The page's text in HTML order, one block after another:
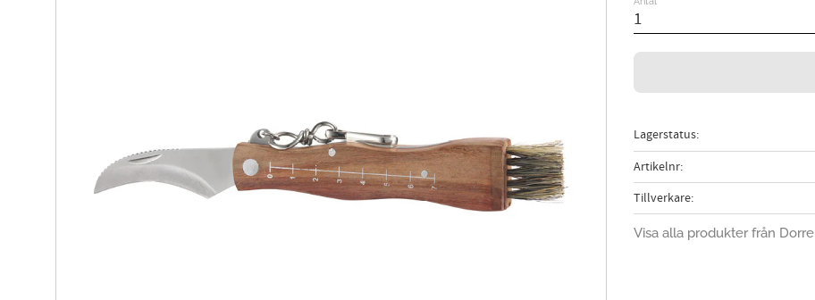
Lagerstatus
Artikelnr
Tillverkare
Visa alla produkter från Dorre